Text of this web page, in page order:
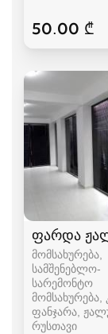
50.00 ₾
ფარდა
მომსახურება,
სამშენებლო-
სარემონტო
მომსახურება,
ფანჯარა,
რუსთავი